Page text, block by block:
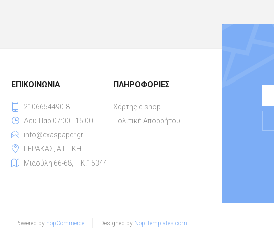
ΕΠΙΚΟΙΝΩΝΊΑ
2106654490-8
Δευ-Παρ 07:00 - 15:00
info@exaspaper.gr
ΓΕΡΑΚΑΣ, ΑΤΤΙΚΗ
Μιαούλη 66-68, Τ.Κ.15344
ΠΛΗΡΟΦΟΡΊΕΣ
Χάρτης e-shop
Πολιτική Απορρήτου
Powered by nopCommerce Designed by Nop-Templates.com